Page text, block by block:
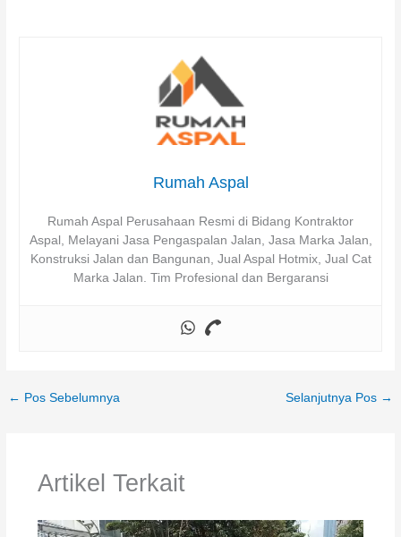
Rumah Aspal
Rumah Aspal Perusahaan Resmi di Bidang Kontraktor
Aspal, Melayani Jasa Pengaspalan Jalan, Jasa Marka Jalan,
Konstruksi Jalan dan Bangunan, Jual Aspal Hotmix, Jual Cat
Marka Jalan. Tim Profesional dan Bergaransi
← Pos Sebelumnya Selanjutnya Pos →
Artikel Terkait